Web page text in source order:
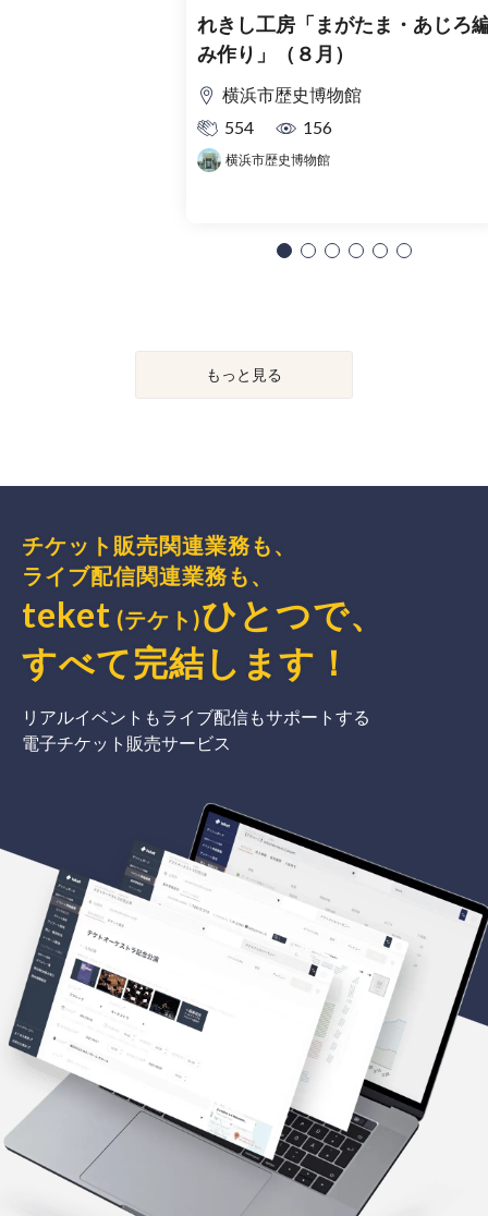
れきし工房「まがたま・あじろ
み作り」（８月）
横浜市歴史博物館
554
156
横浜市歴史博物館
もっと見る
チケット販売関連業務も、
ライブ配信関連業務も、
teket (テケト)ひとつで、
すべて完結 します ！
リアルイベントもライブ配信もサポートする
電子チケット販売サービス